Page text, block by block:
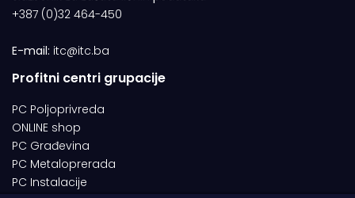
+387 (0)32 464-450
E-mail: itc@itc.ba
Profitni centri grupacije
PC Poljoprivreda
ONLINE shop
PC Građevina
PC Metaloprerada
PC Instalacije